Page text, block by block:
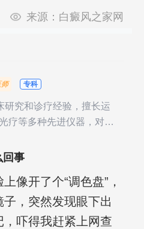
来源： 白癜风之家网
师 专科
研究和诊疗经验，擅长运
疗等多种先进仪器，对不
、顽固性银屑病、全身
回事
像开了个“调色盘”，
，突然发现眼下出
吓得我赶紧上网查